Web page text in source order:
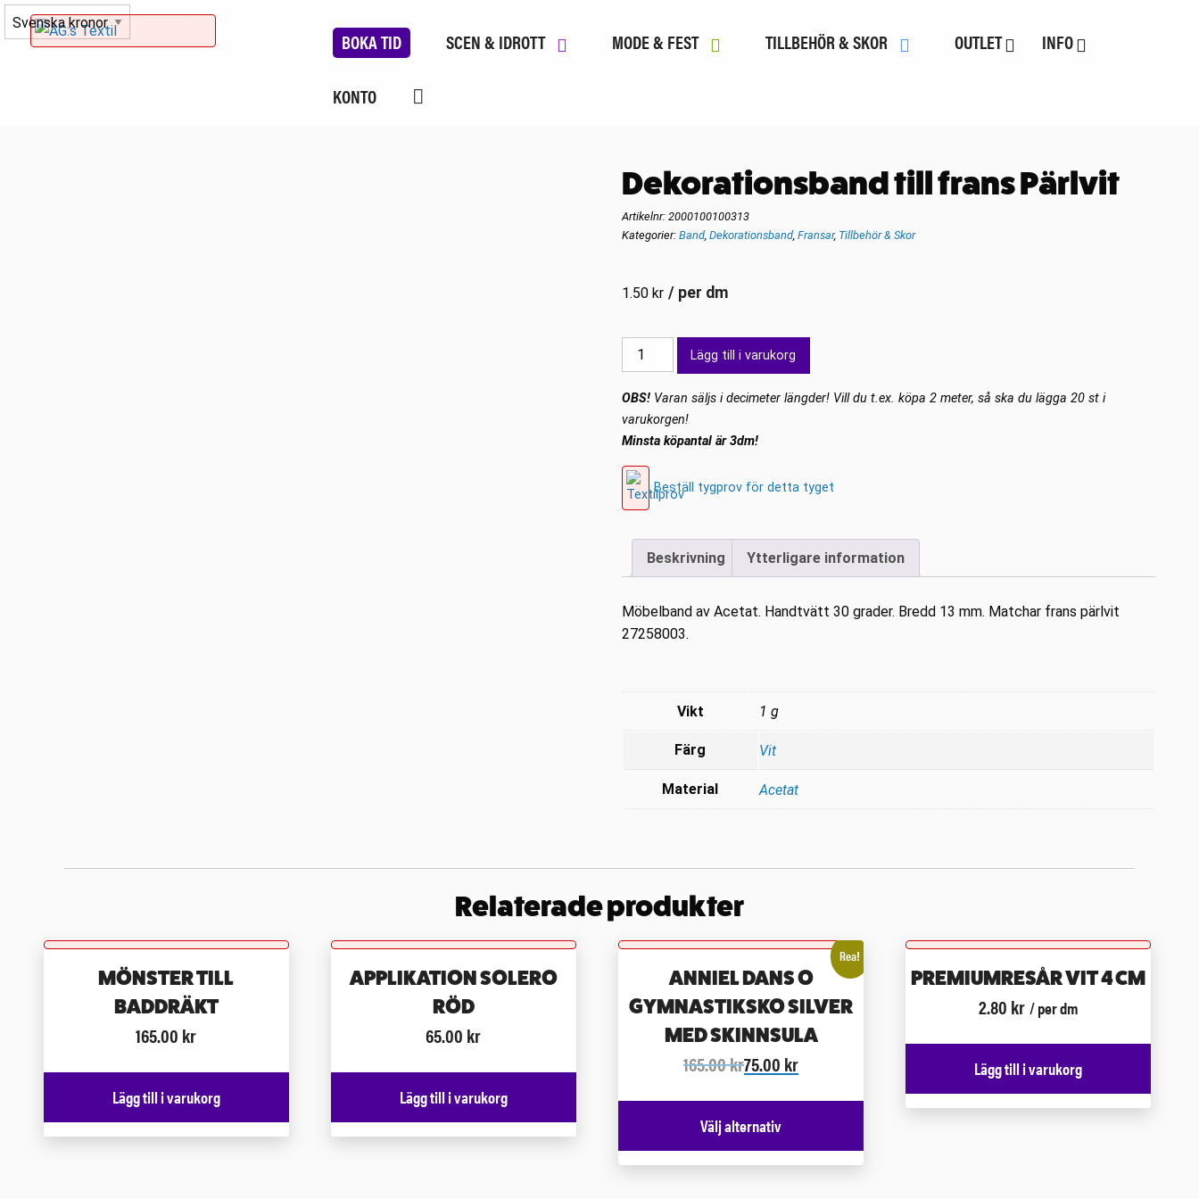
BOKA TID SCEN & IDROTT MODE & FEST TILLBEHÖR & SKOR OUTLET INFO
KONTO
Dekorationsband till frans Pärlvit
Artikelnr: 2000100100313
Kategorier: Band, Dekorationsband, Fransar, Tillbehör & Skor
1.50 kr / per dm
Dekorationsband
till
frans
Pärlvit
mängd
Lägg till i varukorg
OBS!Varan säljs i decimeter längder! Vill du t.ex. köpa 2 meter, så ska du lägga 20 st i
varukorgen!
Minsta köpantal är 3dm!
Beställ tygprov för detta tyget
Beskrivning Ytterligare information
Möbelband av Acetat. Handtvätt 30 grader. Bredd 13 mm. Matchar frans pärlvit
27258003.
Vikt 1 g
Färg Vit
Material Acetat
Relaterade produkter
MÖNSTER TILL
BADDRÄKT
165.00 kr
Lägg till i varukorg
APPLIKATION SOLERO
RÖD
65.00 kr
Lägg till i varukorg
Rea!
ANNIEL DANS O
GYMNASTIKSKO SILVER
MED SKINNSULA
165.00kr75.00 kr
Välj alternativ
PREMIUMRESÅR VIT 4 CM
2.80 kr / per dm
Lägg till i varukorg